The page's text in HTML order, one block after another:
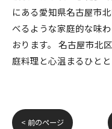
にある愛知県名古屋市
べるような家庭的な味
おります。 名古屋市北
庭料理と心温まるひと
< 前のページ